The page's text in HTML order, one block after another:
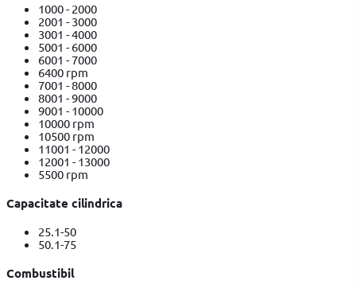
1000 - 2000
2001 - 3000
3001 - 4000
5001 - 6000
6001 - 7000
6400 rpm
7001 - 8000
8001 - 9000
9001 - 10000
10000 rpm
10500 rpm
11001 - 12000
12001 - 13000
5500 rpm
Capacitate cilindrica
25.1-50
50.1-75
Combustibil